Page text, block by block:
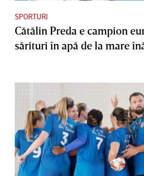
SPORTURI
Cătălin Preda e campion
sărituri în apă de la mare